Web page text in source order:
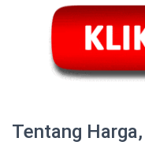
Tentang